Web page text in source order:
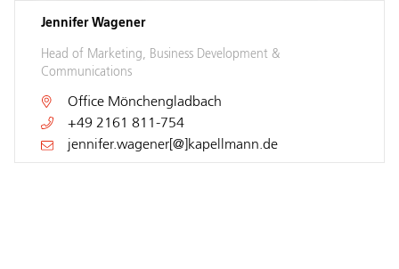
Jennifer Wagener
Head of Marketing, Business Development &
Communications
Office Mönchengladbach
+49 2161 811-754
jennifer.wagener[@]kapellmann.de